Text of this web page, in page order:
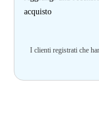
acquisto
I clienti registrati che